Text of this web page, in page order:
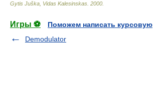
Gytis Juška, Vidas Kalesinskas 2000
Игры ⚽
Поможем написать курсовую
Demodulator